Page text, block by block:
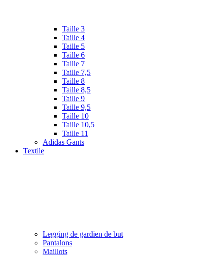
Taille 3
Taille 4
Taille 5
Taille 6
Taille 7
Taille 7,5
Taille 8
Taille 8,5
Taille 9
Taille 9,5
Taille 10
Taille 10,5
Taille 11
Adidas Gants
Textile
Legging de gardien de but
Pantalons
Maillots